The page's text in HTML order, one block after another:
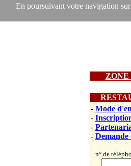
En poursuivant votre navigation sur
- Mode
-
-
-
n° de